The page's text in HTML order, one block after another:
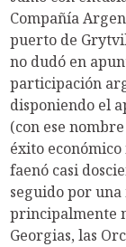
Compañía
puerto de
no dudó en
participación
disponiendo el
(con ese
éxito
faenó casi
seguido por
principalmente
Georgias, las